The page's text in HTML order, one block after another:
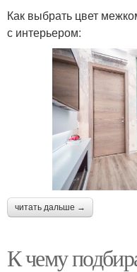
Как выбрать цвет
с интерьером:
читать дальше →
К чему